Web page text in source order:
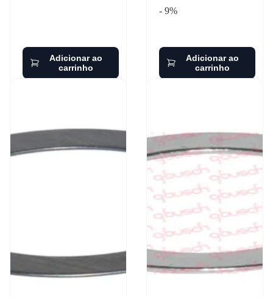
Adicionar ao
carrinho
- 9%
Adicionar ao
carrinho